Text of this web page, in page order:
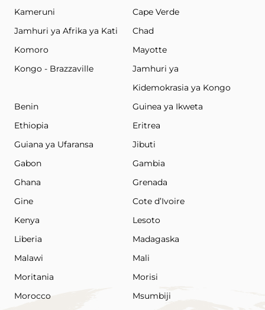
Kameruni
Cape Verde
Jamhuri ya Afrika ya Kati
Chad
Komoro
Mayotte
Kongo - Brazzaville
Jamhuri ya
Kidemokrasia ya Kongo
Benin
Guinea ya Ikweta
Ethiopia
Eritrea
Guiana ya Ufaransa
Jibuti
Gabon
Gambia
Ghana
Grenada
Gine
Cote d’Ivoire
Kenya
Lesoto
Liberia
Madagaska
Malawi
Mali
Moritania
Morisi
Morocco
Msumbiji